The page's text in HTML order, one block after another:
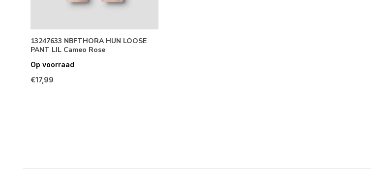
13247633 NBFTHORA HUN LOOSE
PANT LIL Cameo Rose
Op voorraad
€17,99